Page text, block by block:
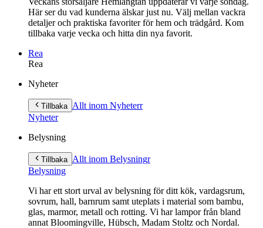
Här ser du vad kunderna älskar just nu. Välj mellan vackra
detaljer och praktiska favoriter för hem och trädgård. Kom
tillbaka varje vecka och hitta din nya favorit.
Rea
Rea
innehåll
Nyheter
Tillbaka Allt inom Nyheterr
Nyheter
Belysning
Tillbaka Allt inom Belysningr
Belysning
Vi har ett stort urval av belysning för ditt kök, vardagsrum,
sovrum, hall, barnrum samt uteplats i material som bambu,
glas, marmor, metall och rotting. Vi har lampor från bland
annat Bloomingville, Hübsch, Madam Stoltz och Nordal.